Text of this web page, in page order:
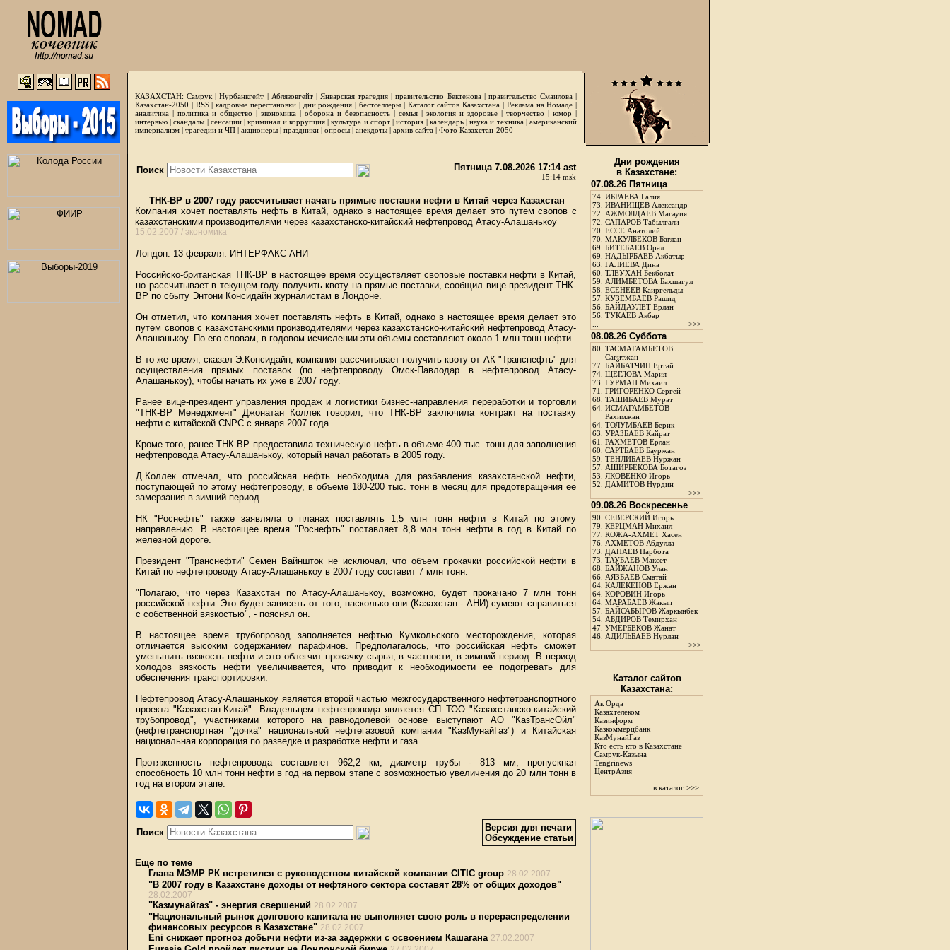
КАЗАХСТАН: Самрук |Нурбанкгейт | Аблязовгейт| Январская трагедия |правительство Бектенова| правительство Смаилова|
Казахстан-2050 | RSS|кадровые перестановки| дни рождения | бестселлеры| Каталог сайтов Казахстана | Реклама на Номаде |
аналитика | политика и общество | экономика | оборона и безопасность | семья | экология и здоровье | творчество | юмор |
интервью |скандалы | сенсации|криминал и коррупция|культура и спорт|история | календарь|наука и техника|американский
империализм | трагедии и ЧП | акционеры | праздники | опросы | анекдоты | архив сайта | Фото Казахстан-2050
Поиск Пятница 7.08.2026 17:14 ast
15:14 msk
ТНК-ВР в 2007 году рассчитывает начать прямые поставки нефти в Китай через Казахстан
Компания хочет поставлять нефть в Китай, однако в настоящее время делает это путем свопов с
казахстанскими производителями через казахстанско-китайский нефтепровод Атасу-Алашанькоу
15.02.2007 / экономика
Лондон. 13 февраля. ИНТЕРФАКС-АНИ
Российско-британская ТНК-ВР в настоящее время осуществляет своповые поставки нефти в Китай,
но рассчитывает в текущем году получить квоту на прямые поставки, сообщил вице-президент ТНК-
ВР по сбыту Энтони Консидайн журналистам в Лондоне.
Он отметил, что компания хочет поставлять нефть в Китай, однако в настоящее время делает это
путем свопов с казахстанскими производителями через казахстанско-китайский нефтепровод Атасу-
Алашанькоу. По его словам, в годовом исчислении эти объемы составляют около 1 млн тонн нефти.
В то же время, сказал Э.Консидайн, компания рассчитывает получить квоту от АК "Транснефть" для
осуществления прямых поставок (по нефтепроводу Омск-Павлодар в нефтепровод Атасу-
Алашанькоу), чтобы начать их уже в 2007 году.
Ранее вице-президент управления продаж и логистики бизнес-направления переработки и торговли
"ТНК-ВР Менеджмент" Джонатан Коллек говорил, что ТНК-ВР заключила контракт на поставку
нефти с китайской CNPC с января 2007 года.
Кроме того, ранее ТНК-ВР предоставила техническую нефть в объеме 400 тыс. тонн для заполнения
нефтепровода Атасу-Алашанькоу, который начал работать в 2005 году.
Д.Коллек отмечал, что российская нефть необходима для разбавления казахстанской нефти,
поступающей по этому нефтепроводу, в объеме 180-200 тыс. тонн в месяц для предотвращения ее
замерзания в зимний период.
НК "Роснефть" также заявляла о планах поставлять 1,5 млн тонн нефти в Китай по этому
направлению. В настоящее время "Роснефть" поставляет 8,8 млн тонн нефти в год в Китай по
железной дороге.
Президент "Транснефти" Семен Вайншток не исключал, что объем прокачки российской нефти в
Китай по нефтепроводу Атасу-Алашанькоу в 2007 году составит 7 млн тонн.
"Полагаю, что через Казахстан по Атасу-Алашанькоу, возможно, будет прокачано 7 млн тонн
российской нефти. Это будет зависеть от того, насколько они (Казахстан - АНИ) сумеют справиться
с собственной вязкостью", - пояснял он.
В настоящее время трубопровод заполняется нефтью Кумкольского месторождения, которая
отличается высоким содержанием парафинов. Предполагалось, что российская нефть сможет
уменьшить вязкость нефти и это облегчит прокачку сырья, в частности, в зимний период. В период
холодов вязкость нефти увеличивается, что приводит к необходимости ее подогревать для
обеспечения транспортировки.
Нефтепровод Атасу-Алашанькоу является второй частью межгосударственного нефтетранспортного
проекта "Казахстан-Китай". Владельцем нефтепровода является СП ТОО "Казахстанско-китайский
трубопровод", участниками которого на равнодолевой основе выступают АО "КазТрансОйл"
(нефтетранспортная "дочка" национальной нефтегазовой компании "КазМунайГаз") и Китайская
национальная корпорация по разведке и разработке нефти и газа.
Протяженность нефтепровода составляет 962,2 км, диаметр трубы - 813 мм, пропускная
способность 10 млн тонн нефти в год на первом этапе с возможностью увеличения до 20 млн тонн в
год на втором этапе.
Поиск
Версия для печати
Обсуждение статьи
Еще по теме
Глава МЭМР РК встретился с руководством китайской компании CITIC group 28.02.2007
"В 2007 году в Казахстане доходы от нефтяного сектора составят 28% от общих доходов"
28.02.2007
"Казмунайгаз" - энергия свершений 28.02.2007
"Национальный рынок долгового капитала не выполняет свою роль в перераспределении
финансовых ресурсов в Казахстане" 28.02.2007
Eni снижает прогноз добычи нефти из-за задержки с освоением Кашагана 27.02.2007
Дни рождения
в Казахстане:
07.08.26 Пятница
74. ИБРАЕВА Галия
73. ИВАНИЩЕВ Александр
72. АЖМОЛДАЕВ Магауия
72. САПАРОВ Табылгали
70. ЕССЕ Анатолий
70. МАКУЛБЕКОВ Баглан
69. БИТЕБАЕВ Орал
69. НАДЫРБАЕВ Акбатыр
63. ГАЛИЕВА Дина
60. ТЛЕУХАН Бекболат
59. АЛИМБЕТОВА Бахшагул
58. ЕСЕНЕЕВ Каиргельды
57. КУЗЕМБАЕВ Рашид
56. БАЙДАУЛЕТ Ерлан
56. ТУКАЕВ Акбар
>>>
08.08.26 Суббота
80. ТАСМАГАМБЕТОВ
Сагитжан
77. БАЙБАТЧИН Ертай
74. ЩЕГЛОВА Мария
73. ГУРМАН Михаил
71. ГРИГОРЕНКО Сергей
68. ТАШИБАЕВ Мурат
64. ИСМАГАМБЕТОВ
Рахимжан
64. ТОЛУМБАЕВ Берик
63. УРАЗБАЕВ Кайрат
61. РАХМЕТОВ Ерлан
60. САРТБАЕВ Бауржан
59. ТЕНЛИБАЕВ Нуржан
57. АШИРБЕКОВА Ботагоз
53. ЯКОВЕНКО Игорь
52. ДАМИТОВ Нурдин
>>>
09.08.26 Воскресенье
90. СЕВЕРСКИЙ Игорь
79. КЕРЦМАН Михаил
77. КОЖА-АХМЕТ Хасен
76. АХМЕТОВ Абдулла
73. ДАНАЕВ Нарбота
73. ТАУБАЕВ Максет
68. БАЙЖАНОВ Улан
66. АЯЗБАЕВ Сматай
64. КАЛЕКЕНОВ Ержан
64. КОРОВИН Игорь
64. МАРАБАЕВ Жакып
57. БАЙСАБЫРОВ Жаркынбек
54. АБДИРОВ Темирхан
47. УМЕРБЕКОВ Жанат
46. АДИЛЬБАЕВ Нурлан
>>>
Каталог сайтов
Казахстана:
Ак Орда
Казахтелеком
Казинформ
Казкоммерцбанк
КазМунайГаз
Кто есть кто в Казахстане
Самрук-Казына
Tengrinews
ЦентрАзия
в каталог >>>